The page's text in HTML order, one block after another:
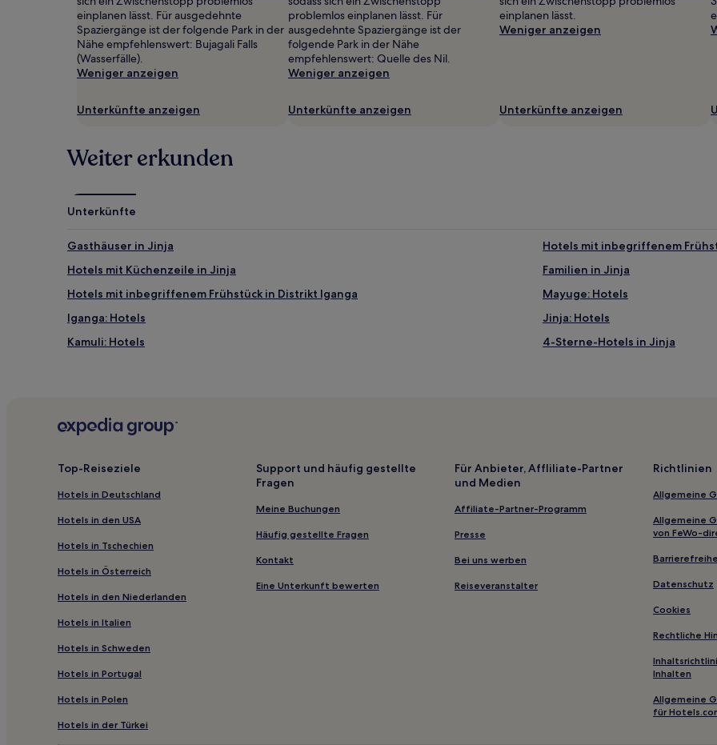
2 Erwachsenen
gefunden
wurde.
Preise
und
Verfügbarkeiten
sich
können
zusätzliche
gelten.
einplanen lässt. Für ausgedehnte
Spaziergänge ist der folgende Park in der
Nähe empfehlenswert: Bujagali Falls
(Wasserfälle).
Weniger anzeigen
Unterkünfte anzeigen
problemlos einplanen lässt. Für
ausgedehnte Spaziergänge ist der
folgende Park in der Nähe
empfehlenswert: Quelle des Nil.
Weniger anzeigen
Unterkünfte anzeigen
einplanen lässt.
Weniger anzeigen
Unterkünfte anzeigen
Weiter erkunden
Unterkünfte
Gasthäuser in Jinja
Hotels mit inbegriffenem
Hotels mit Küchenzeile in Jinja
Familien in Jinja
Hotels mit inbegriffenem Frühstück in Distrikt Iganga
Mayuge: Hotels
Iganga: Hotels
Jinja: Hotels
Kamuli: Hotels
4-Sterne-Hotels in Jinja
Top-Reiseziele
Hotels in Deutschland
Hotels in den USA
Hotels in Tschechien
Hotels in Österreich
Hotels in den Niederlanden
Hotels in Italien
Hotels in Schweden
Hotels in Portugal
Hotels in Polen
Hotels in der Türkei
Support und häufig gestellte
Fragen
Meine Buchungen
Häufig gestellte Fragen
Kontakt
Eine Unterkunft bewerten
Für Anbieter, Affliliate-Partner
und Medien
Affiliate-Partner-Programm
Presse
Bei uns werben
Reiseveranstalter
Richtlinien
Allgemeine
Allgemeine
von FeWo-
Datenschutz
Cookies
Rechtliche
Inhalten
Allgemeine
für